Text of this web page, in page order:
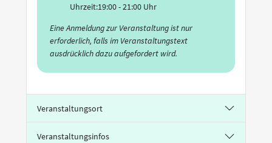
Uhrzeit:19:00 - 21:00 Uhr
Eine Anmeldung zur Veranstaltung ist nur
erforderlich, falls im Veranstaltungstext
ausdrücklich dazu aufgefordert wird.
Veranstaltungsort
Veranstaltungsinfos